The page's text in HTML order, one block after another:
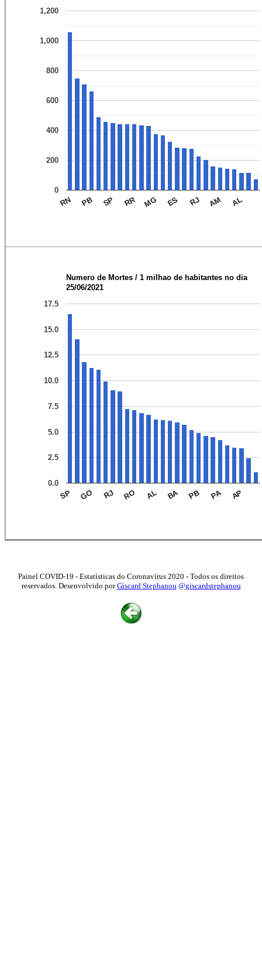
RN PB SP RR MG ES RJ AM AL
0
200
400
600
800
1,000
1,200
Numero de Mortes / 1 milhao de habitantes no dia
25/06/2021
SP GO RJ RO AL BA PB PA AP
0.0
2.5
5.0
7.5
10.0
12.5
15.0
17.5
Painel COVID-19 - Estatísticas do Coronavírus 2020 - Todos os direitos
reservados. Desenvolvido porGiscard Stephanou @giscardstephanou